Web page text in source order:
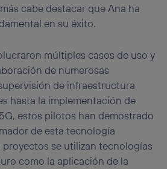
cabe destacar que Ana ha
en su éxito.
múltiples casos de uso y
de numerosas
de infraestructura
hasta la implementación de
estos pilotos han demostrado
de esta tecnología
proyectos se utilizan tecnologías
como la aplicación de la